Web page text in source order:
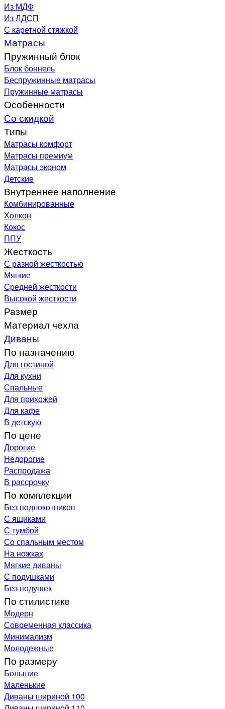
Из МДФ
Из ЛДСП
С каретной стяжкой
Матрасы
Пружинный блок
Блок боннель
Беспружинные матрасы
Пружинные матрасы
Особенности
Со скидкой
Типы
Матрасы комфорт
Матрасы премиум
Матрасы эконом
Детские
Внутреннее наполнение
Комбинированные
Холкон
Кокос
ППУ
Жесткость
С разной жесткостью
Мягкие
Средней жесткости
Высокой жесткости
Размер
Материал чехла
Диваны
По назначению
Для гостиной
Для кухни
Спальные
Для прихожей
Для кафе
В детскую
По цене
Дорогие
Недорогие
Распродажа
В рассрочку
По комплекции
Без подлокотников
С ящиками
С тумбой
Со спальным местом
На ножках
Мягкие диваны
С подушками
Без подушек
По стилистике
Модерн
Современная классика
Минимализм
Молодежные
По размеру
Большие
Маленькие
Диваны шириной 100